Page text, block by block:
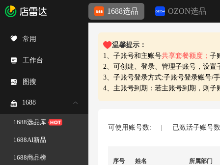
1688选品 OZON选品
常用
工作台
图搜
1688
1688选品库
1688AI新品
1688商品榜
温馨提示：
1、子账号和主账号共享套餐额度； 子
2、可创建、登录、管理子账号，设置
3、子账号登录方式:子账号登录账号/
4、主账号到期：若主账号到期，则子
可使用账号数: 已激活子账号
序号 姓名 所属部门